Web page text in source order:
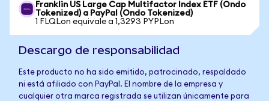
Franklin US Large Cap Multifactor Index ETF (Ondo
Tokenized) a PayPal (Ondo Tokenized)
1 FLQLon equivale a 1,3293 PYPLon
Descargo de responsabilidad
Este producto no ha sido emitido, patrocinado, respaldado
ni está afiliado con PayPal. El nombre de la empresa y
cualquier otra marca registrada se utilizan únicamente para